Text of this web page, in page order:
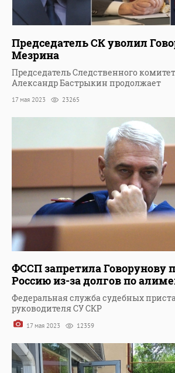
Председатель СК уволил
Мезрина
Председатель Следственного
Александр Бастрыкин продолжает
17 мая 2023 23265
ФССП запретила Говорунову
Россию из-за долгов по
Федеральная служба судебных
руководителя СУ СКР
17 мая 2023 12359